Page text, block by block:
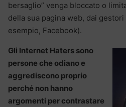
bersaglio” venga bloccato o
della sua pagina web, dai
esempio, Facebook).
Gli Internet Haters sono
persone che odiano e
aggrediscono proprio
perché non hanno
argomenti per contrastare